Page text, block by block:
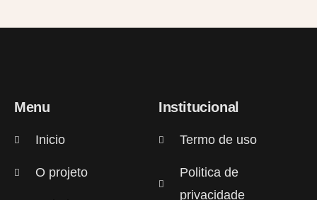
Menu
Inicio
O projeto
Institucional
Termo de uso
Politica de
privacidade